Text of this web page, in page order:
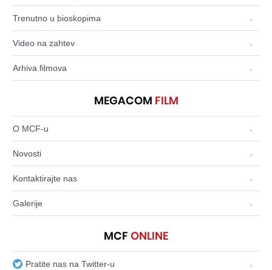
Trenutno u bioskopima
Video na zahtev
Arhiva filmova
MEGACOM FILM
O MCF-u
Novosti
Kontaktirajte nas
Galerije
MCF ONLINE
Pratite nas na Twitter-u